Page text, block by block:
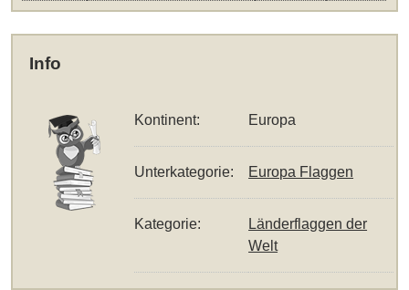
Info
Kontinent: Europa
Unterkategorie: Europa Flaggen
Kategorie:
Länderflaggen der
Welt